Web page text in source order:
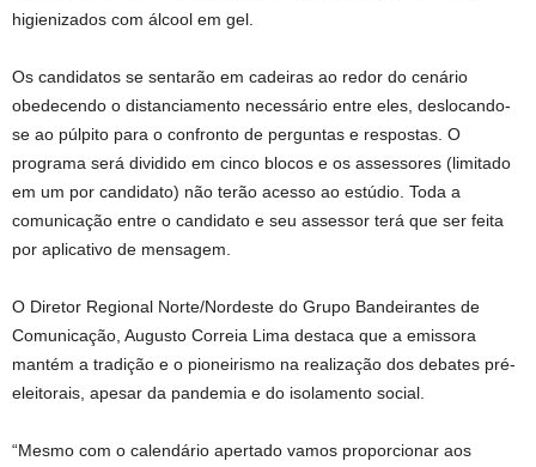
higienizados com álcool em gel.
Os candidatos se sentarão em cadeiras ao redor do cenário
obedecendo o distanciamento necessário entre eles, deslocando-
se ao púlpito para o confronto de perguntas e respostas. O
programa será dividido em cinco blocos e os assessores (limitado
em um por candidato) não terão acesso ao estúdio. Toda a
comunicação entre o candidato e seu assessor terá que ser feita
por aplicativo de mensagem.
O Diretor Regional Norte/Nordeste do Grupo Bandeirantes de
Comunicação, Augusto Correia Lima destaca que a emissora
mantém a tradição e o pioneirismo na realização dos debates pré-
eleitorais, apesar da pandemia e do isolamento social.
“Mesmo com o calendário apertado vamos proporcionar aos